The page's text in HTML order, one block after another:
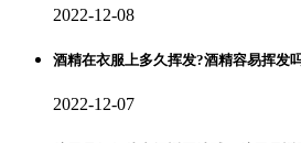
2022-12-08
酒精在衣服上多久挥发?酒精容易挥发
2022-12-07